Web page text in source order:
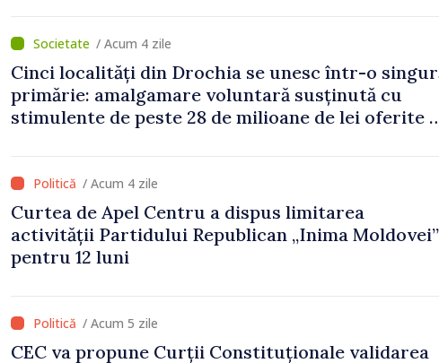
/ Acum 4 zile
Cinci localități din Drochia se unesc într-o
primărie: amalgamare voluntară susținută cu
stimulente de peste 28 de milioane de lei oferite
/ Acum 4 zile
Curtea de Apel Centru a dispus limitarea
activității Partidului Republican „Inima Moldovei”
pentru 12 luni
/ Acum 5 zile
CEC va propune Curții Constituționale validarea